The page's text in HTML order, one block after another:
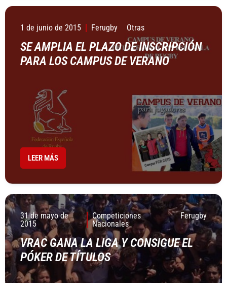
1 de junio de 2015 Ferugby Otras
SE AMPLIA EL PLAZO DE INSCRIPCIÓN
PARA LOS CAMPUS DE VERANO
LEER MÁS
31 de mayo de
2015
Competiciones
Nacionales
Ferugby
VRAC GANA LA LIGA Y CONSIGUE EL
PÓKER DE TÍ­TULOS